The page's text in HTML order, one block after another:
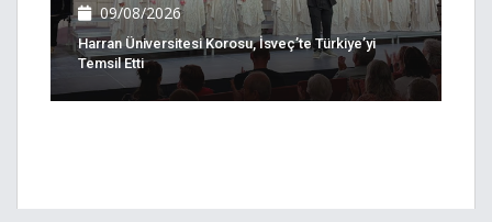
09/08/2026
Harran Üniversitesi Korosu, İsveç’te Türkiye’yi
Temsil Etti